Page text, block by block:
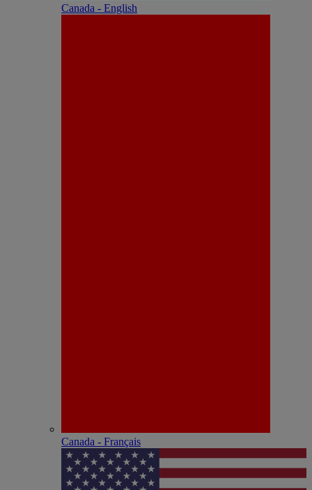
Canada - English
Canada - Français